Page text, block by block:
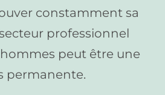
constamment sa
professionnel
peut être une
permanente.